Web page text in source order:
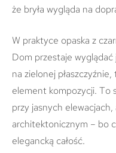
że bryła wygląda na
W praktyce opaska z
Dom przestaje
na zielonej
element kompozycji. To
przy jasnych
architektonicznym – bo
elegancką całość.